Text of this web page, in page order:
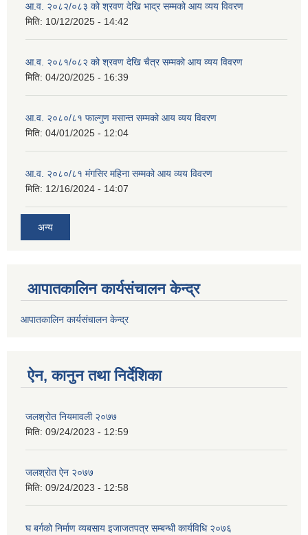
आ.व. २०८२/०८३ को श्रवण देखि भाद्र सम्मको आय व्यय विवरण
मिति: 10/12/2025 - 14:42
आ.व. २०८१/०८२ को श्रवण देखि चैत्र सम्मको आय व्यय विवरण
मिति: 04/20/2025 - 16:39
आ.व. २०८०/८१ फाल्गुण मसान्त सम्मको आय व्यय विवरण
मिति: 04/01/2025 - 12:04
आ.व. २०८०/८१ मंगसिर महिना सम्मको आय व्यय विवरण
मिति: 12/16/2024 - 14:07
अन्य
आपातकालिन कार्यसंचालन केन्द्र
आपातकालिन कार्यसंचालन केन्द्र
ऐन, कानुन तथा निर्देशिका
जलश्रोत नियमावली २०७७
मिति: 09/24/2023 - 12:59
जलश्रोत ऐन २०७७
मिति: 09/24/2023 - 12:58
घ बर्गको निर्माण व्यबसाय इजाजतपत्र सम्बन्धी कार्यविधि २०७६